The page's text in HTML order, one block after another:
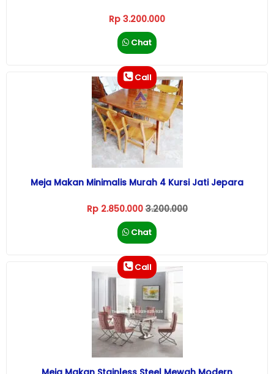
Rp 3.200.000
Chat
Call
Meja Makan Minimalis Murah 4 Kursi Jati Jepara
Rp 2.850.0003.200.000
Chat
Call